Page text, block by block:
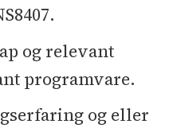
og relevant
programvare.
og eller